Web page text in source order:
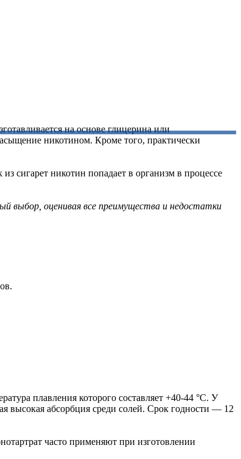
на основе глицерина или
никотином. Кроме того, практически
сигарет никотин попадает в организм в процессе
выбор, оценивая все преимущества и недостатки
плавления которого составляет +40-44 °С. У
высокая абсорбция среди солей. Срок годности — 12
часто применяют при изготовлении